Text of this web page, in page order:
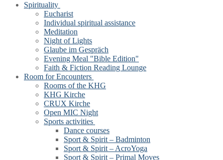
Spirituality
Eucharist
Individual spiritual assistance
Meditation
Night of Lights
Glaube im Gespräch
Evening Meal "Bible Edition"
Faith & Fiction Reading Lounge
Room for Encounters
Rooms of the KHG
KHG Kirche
CRUX Kirche
Open MIC Night
Sports activities
Dance courses
Sport & Spirit – Badminton
Sport & Spirit – AcroYoga
Sport & Spirit – Primal Moves